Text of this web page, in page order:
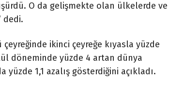
O da gelişmekte olan ülkelerde ve
dedi.
ikinci çeyreğe kıyasla yüzde
döneminde yüzde 4 artan dünya
yüzde 1,1 azalış gösterdiğini açıkladı.